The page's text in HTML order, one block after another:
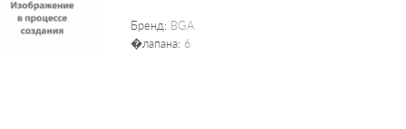
Бренд: BGA
�лапана: 6